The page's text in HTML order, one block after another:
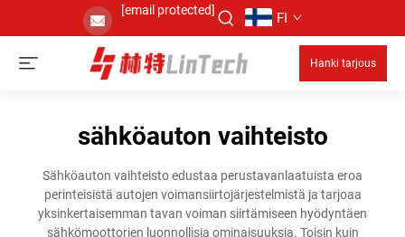
[email protected] FI
Hanki tarjous
sähköauton vaihteisto
Sähköauton vaihteisto edustaa perustavanlaatuista eroa
perinteisistä autojen voimansiirtojärjestelmistä ja tarjoaa
yksinkertaisemman tavan voiman siirtämiseen hyödyntäen
sähkömoottorien luonnollisia ominaisuuksia. Toisin kuin